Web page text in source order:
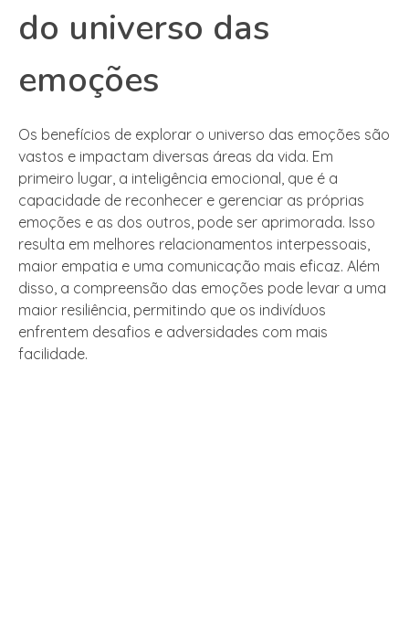
do universo das
emoções
Os benefícios de explorar o universo das emoções são
vastos e impactam diversas áreas da vida. Em
primeiro lugar, a inteligência emocional, que é a
capacidade de reconhecer e gerenciar as próprias
emoções e as dos outros, pode ser aprimorada. Isso
resulta em melhores relacionamentos interpessoais,
maior empatia e uma comunicação mais eficaz. Além
disso, a compreensão das emoções pode levar a uma
maior resiliência, permitindo que os indivíduos
enfrentem desafios e adversidades com mais
facilidade.